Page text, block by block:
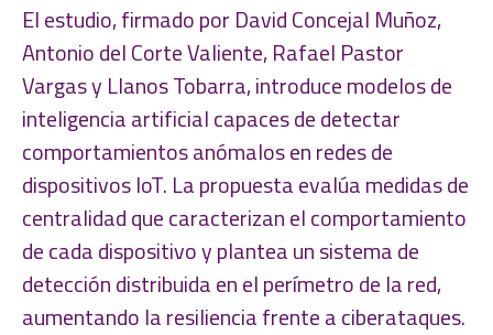
El estudio, firmado por David Concejal Muñoz,
Antonio del Corte Valiente, Rafael Pastor
Vargas y Llanos Tobarra, introduce modelos de
inteligencia artificial capaces de detectar
comportamientos anómalos en redes de
dispositivos IoT. La propuesta evalúa medidas de
centralidad que caracterizan el comportamiento
de cada dispositivo y plantea un sistema de
detección distribuida en el perímetro de la red,
aumentando la resiliencia frente a ciberataques.